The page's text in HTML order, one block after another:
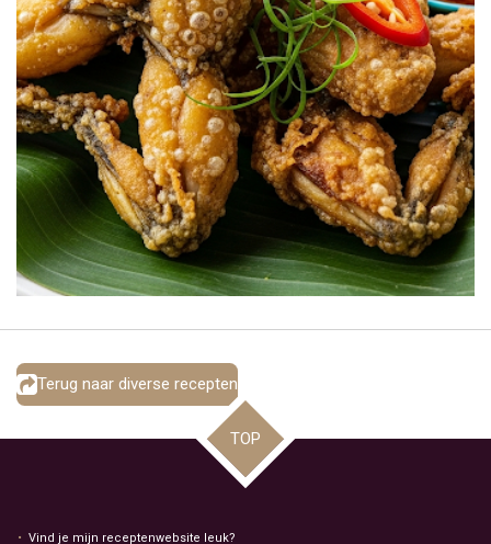
Terug naar diverse recepten
TOP
Vind je mijn receptenwebsite leuk?